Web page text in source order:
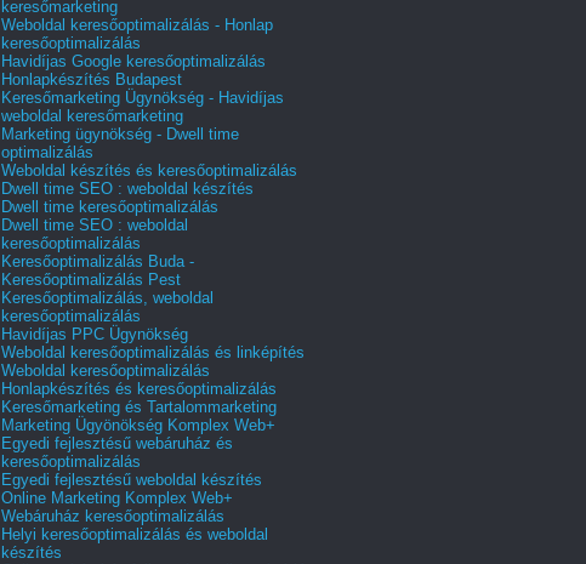
keresőmarketing
Weboldal keresőoptimalizálás - Honlap
keresőoptimalizálás
Havidíjas Google keresőoptimalizálás
Honlapkészítés Budapest
Keresőmarketing Ügynökség - Havidíjas
weboldal keresőmarketing
Marketing ügynökség - Dwell time
optimalizálás
Weboldal készítés és keresőoptimalizálás
Dwell time SEO : weboldal készítés
Dwell time keresőoptimalizálás
Dwell time SEO : weboldal
keresőoptimalizálás
Keresőoptimalizálás Buda -
Keresőoptimalizálás Pest
Keresőoptimalizálás, weboldal
keresőoptimalizálás
Havidíjas PPC Ügynökség
Weboldal keresőoptimalizálás és linképítés
Weboldal keresőoptimalizálás
Honlapkészítés és keresőoptimalizálás
Keresőmarketing és Tartalommarketing
Marketing Ügyönökség Komplex Web+
Egyedi fejlesztésű webáruház és
keresőoptimalizálás
Egyedi fejlesztésű weboldal készítés
Online Marketing Komplex Web+
Webáruház keresőoptimalizálás
Helyi keresőoptimalizálás és weboldal
készítés